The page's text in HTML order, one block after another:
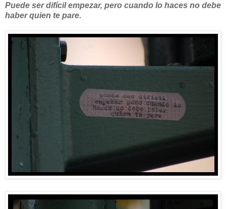
Puede ser difícil empezar, pero cuando lo haces no debe
haber quien te pare.